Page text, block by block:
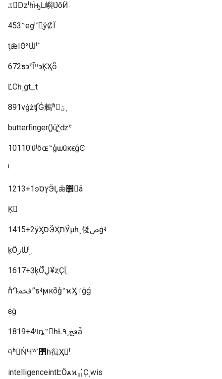
ػǲˡһֿԣԼ嶼ƲõӤ
453˵еġˡߵֻŷȻΪֹ
ţǣΪӪˣѾܶˡ
672ƽ϶ˤĪײ϶ĶҲȫ
ĽСһ͵ġt_t
butterfinger(ֻ)ûֱֻܹˣǳˤӣ
10110ʿûʲôɶ˵ģѡûкϵģϾ
ˡ
1213+1ͽץסӬĻǣܻ΢󲻺ã
Ķ
1415+2ÿӼסӬҲתӲµһ˲俴صġʵ
ķӦزѾܹˡ
1617+3ܲķӦ֩ڸ¥֮ȥҪΪֻ
пͨԴﵽˮƽʵϻкܶõģ˵ϰӼٵģǵ
εġ
1819+4ױȵ˶񾭡һȽӣڡڿ͵۹ǡ
ӵʱ򣬾ǸЧʷ˹΢һ㣬Ҳˡ
intelligenceintԷӦѧϰ⣬Ҫͺwis